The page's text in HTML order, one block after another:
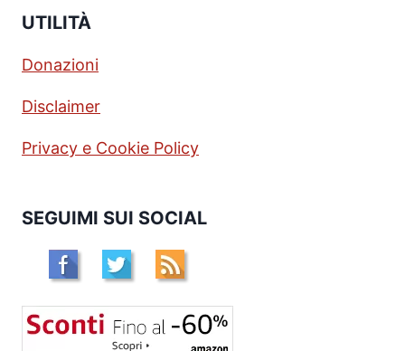
UTILITÀ
Donazioni
Disclaimer
Privacy e Cookie Policy
SEGUIMI SUI SOCIAL